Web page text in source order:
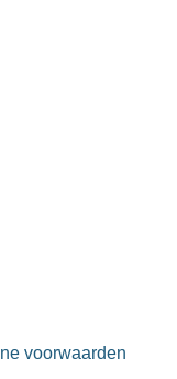
voorwaarden